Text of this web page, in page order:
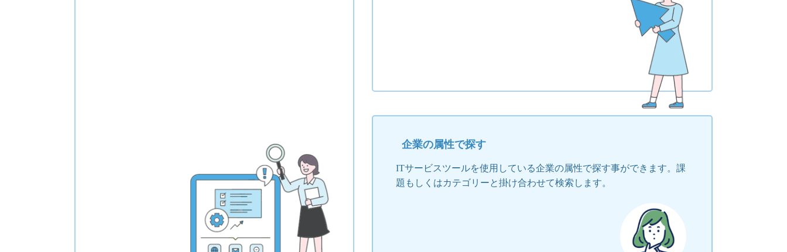
企業の属性で探す
ITサービスツールを使用している企業の属性で探す事ができます。課
題もしくはカテゴリーと掛け合わせて検索します。